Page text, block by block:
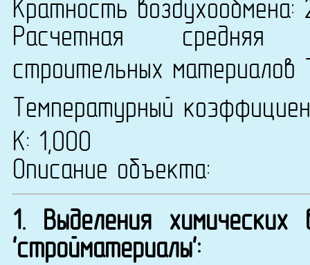
Кратность
Расчетная средняя
строительных материалов
Температурный
К: 1,000
Описание объекта:
1. Выделения
'стройматериалы':